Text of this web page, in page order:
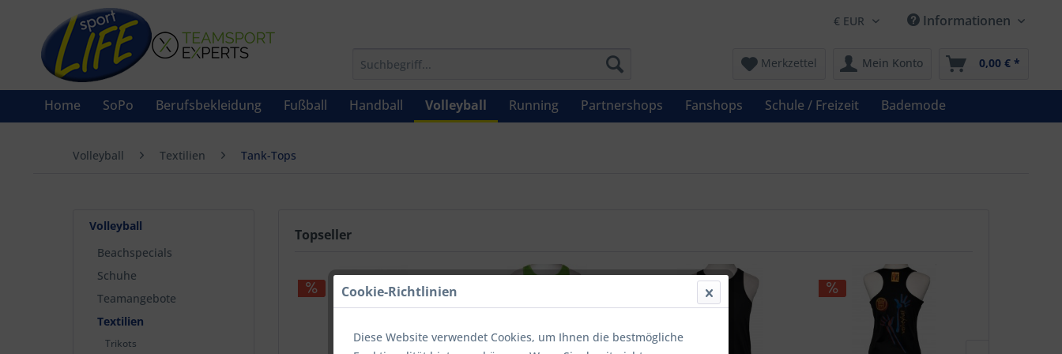
Informationen
Merkzettel Mein Konto 0,00 € *
Home SoPo Berufsbekleidung Fußball Handball Volleyball Running Partnershops Fanshops Schule / Freizeit Bademode
Volleyball Textilien Tank-Tops
Volleyball
Beachspecials
Schuhe
Teamangebote
Textilien
Trikots
Topseller
Cookie-Richtlinien
Diese Website verwendet Cookies, um Ihnen die bestmögliche